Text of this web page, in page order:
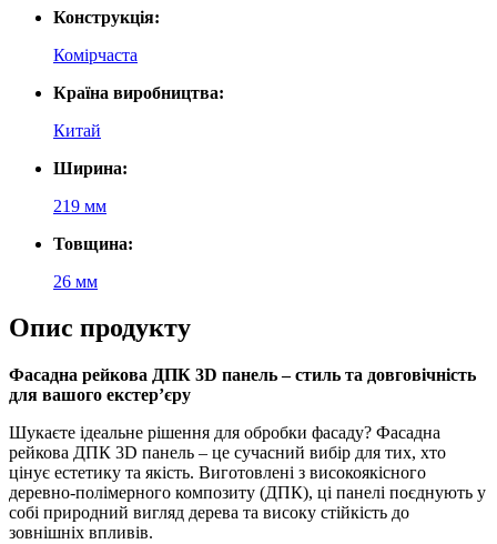
Конструкція:
Комірчаста
Країна виробництва:
Китай
Ширина:
219 мм
Товщина:
26 мм
Опис продукту
Фасадна рейкова ДПК 3D панель – стиль та довговічність
для вашого екстер’єру
Шукаєте ідеальне рішення для обробки фасаду? Фасадна
рейкова ДПК 3D панель – це сучасний вибір для тих, хто
цінує естетику та якість. Виготовлені з високоякісного
деревно-полімерного композиту (ДПК), ці панелі поєднують у
собі природний вигляд дерева та високу стійкість до
зовнішніх впливів.